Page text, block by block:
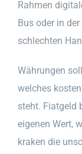
Rahmen
Bus oder in
schlechten
Währungen
welches
steht. Fiatgeld
eigenen Wert,
kraken die